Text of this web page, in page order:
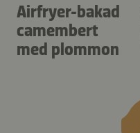
Airfryer-bakad
camembert
med plommon